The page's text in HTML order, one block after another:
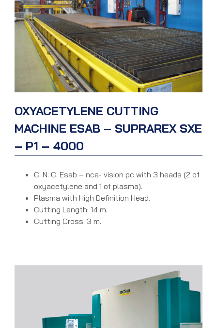
OXYACETYLENE CUTTING
MACHINE ESAB – SUPRAREX SXE
– P1 – 4000
C. N. C. Esab – nce- vision pc with 3 heads (2 of
oxyacetylene and 1 of plasma).
Plasma with High Definition Head.
Cutting Length: 14 m.
Cutting Cross: 3 m.